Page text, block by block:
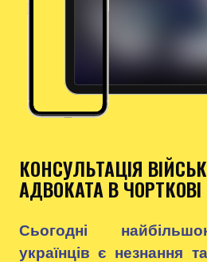
КОНСУЛЬТАЦІЯ
АДВОКАТА В ЧОРТКОВІ
Сьогодні
українців є незнання